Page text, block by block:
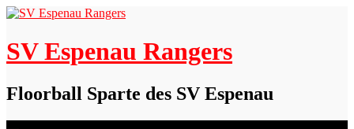
Skip
content
SV Espenau Rangers
Floorball Sparte des SV Espenau